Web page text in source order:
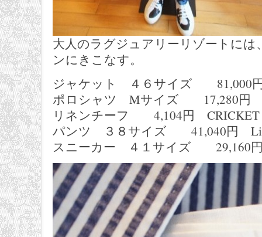
大人のラグジュアリーリゾートには
ンにきこなす。
ジャケット ４６サイズ 81,000
ポロシャツ Mサイズ 17,280円
リネンチーフ 4,104円 CRICKET
パンツ ３８サイズ 41,040円
スニーカー ４１サイズ 29,160